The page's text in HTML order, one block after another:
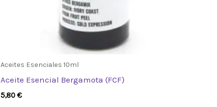
Aceites Esenciales 10ml
Aceite Esencial Bergamota (FCF)
5,80 €